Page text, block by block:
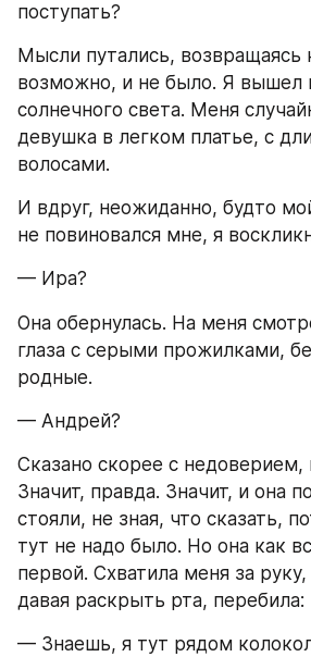
поступать?
Мысли путались, возвращаясь
возможно, и не было. Я вышел
солнечного света. Меня
девушка в легком платье, с
волосами.
И вдруг, неожиданно, будто
не повиновался мне, я
— Ира?
Она обернулась. На меня
глаза с серыми прожилками,
родные.
— Андрей?
Сказано скорее с недоверием,
Значит, правда. Значит, и она
стояли, не зная, что сказать,
тут не надо было. Но она как
первой. Схватила меня за
давая раскрыть рта, перебила:
— Знаешь, я тут рядом